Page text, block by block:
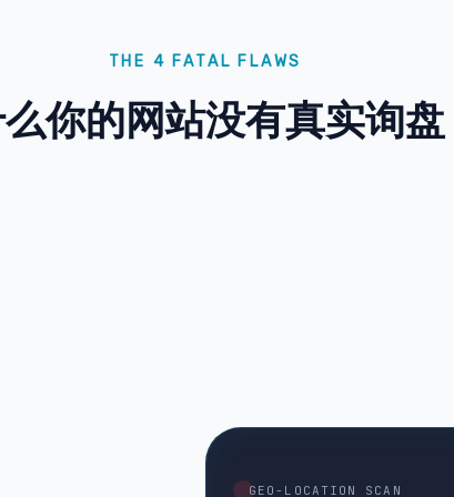
THE 4 FATAL FLAWS
你的网站没有真实询
GEO-LOCATION SCAN